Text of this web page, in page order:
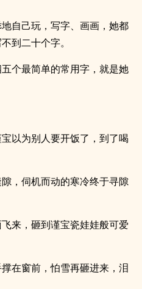
自己玩，写字、画画，她都
到二十个字。
个最简单的常用字，就是她
以为别人要开饭了，到了喝
，伺机而动的寒冷终于寻隙
来，砸到谨宝瓷娃娃般可爱
在窗前，怕雪再砸进来，泪